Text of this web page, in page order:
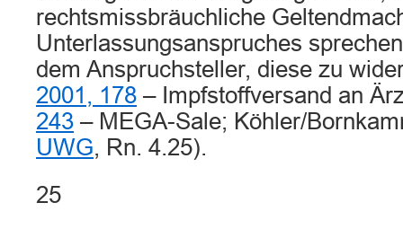
rechtsmissbräuchliche
Unterlassungsanspruches
dem Anspruchsteller, diese zu
2001, 178 – Impfstoffversand an
243 – MEGA-Sale; Köhler/
UWG, Rn. 4.25).
25